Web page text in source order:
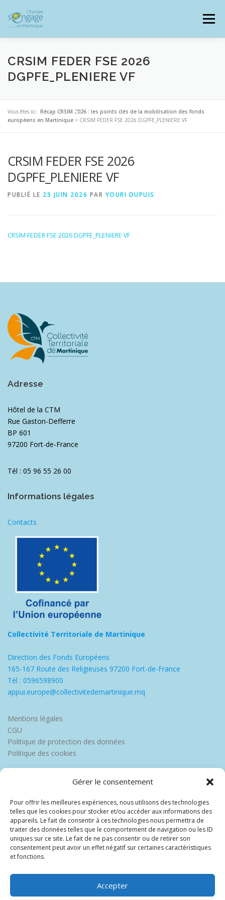
Gérer le consentement
Pour offrir les meilleures expériences, nous utilisons des technologies
telles que les cookies pour stocker et/ou accéder aux informations des
appareils. Le fait de consentir à ces technologies nous permettra de
traiter des données telles que le comportement de navigation ou les ID
uniques sur ce site. Le fait de ne pas consentir ou de retirer son
consentement peut avoir un effet négatif sur certaines caractéristiques
et fonctions.
Accepter
contenu
Menu
CRSIM FEDER FSE 2026
DGPFE_PLENIERE VF
Vous êtes ici : Récap CRSIM 2026 : les points clés de la mobilisation des fonds
européens en Martinique > CRSIM FEDER FSE 2026 DGPFE_PLENIERE VF
CRSIM FEDER FSE 2026
DGPFE_PLENIERE VF
PUBLIÉ LE 25 JUIN 2026 PAR YOURI DUPUIS
CRSIM FEDER FSE 2026 DGPFE_PLENIERE VF
Adresse
Hôtel de la CTM
Rue Gaston-Defferre
BP 601
97200 Fort-de-France
Tél : 05 96 55 26 00
Informations légales
Contacts
Collectivité Territoriale de Martinique
Direction des Fonds Européens
165-167 Route des Religieuses 97200 Fort-de-France
Tél : 0596598900
appui.europe@collectivitedemartinique.mq
Mentions légales
CGU
Politique de protection des données
Politique des cookies